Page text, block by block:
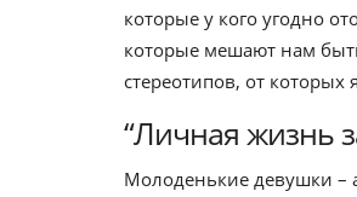
которые у кого угодно
которые мешают нам
стереотипов, от которых
“Личная жизнь
Молоденькие девушки –